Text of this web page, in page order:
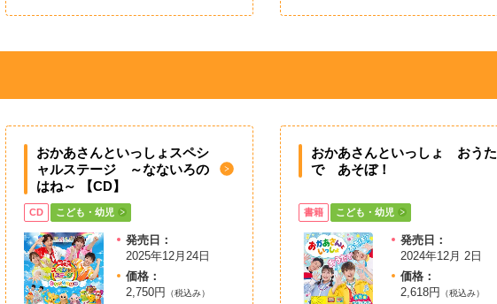
おかあさんといっしょスペシ
ャルステージ ～なないろの
はね～ 【CD】
CD こども・幼児
発売日：
2025年12月24日
価格：
2,750円
（税込み）
おかあさんといっしょ おうた
で あそぼ！
書籍 こども・幼児
発売日：
2024年12月 2日
価格：
2,618円
（税込み）